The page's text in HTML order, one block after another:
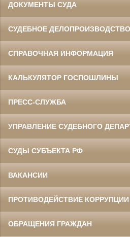
ДОКУМЕНТЫ СУДА
СУДЕБНОЕ ДЕЛОПРОИЗВОДСТВО
СПРАВОЧНАЯ ИНФОРМАЦИЯ
КАЛЬКУЛЯТОР ГОСПОШЛИНЫ
ПРЕСС-СЛУЖБА
УПРАВЛЕНИЕ СУДЕБНОГО
СУДЫ СУБЪЕКТА РФ
ВАКАНСИИ
ПРОТИВОДЕЙСТВИЕ КОРРУПЦИИ
ОБРАЩЕНИЯ ГРАЖДАН